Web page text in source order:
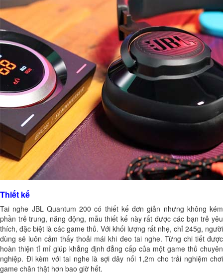
Thiết kế
Tai nghe JBL Quantum 200 có thiết kế đơn giản nhưng không kém
phần trẻ trung, năng động, mẫu thiết kế này rất được các bạn trẻ yêu
thích, đặc biệt là các game thủ. Với khối lượng rất nhẹ, chỉ 245g, người
dùng sẽ luôn cảm thấy thoải mái khi đeo tai nghe. Từng chi tiết được
hoàn thiện tỉ mỉ giúp khẳng định đẳng cấp của một game thủ chuyên
nghiệp. Đi kèm với tai nghe là sợi dây nối 1,2m cho trải nghiệm chơi
game chân thật hơn bao giờ hết.